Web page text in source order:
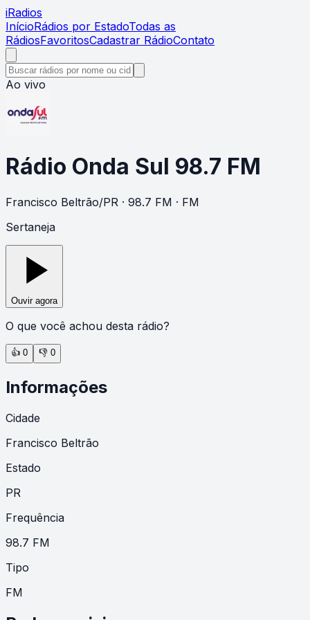
iRadios
InícioRádios por EstadoTodas as
RádiosFavoritosCadastrar RádioContato
Ao vivo
Rádio Onda Sul 98.7 FM
Francisco Beltrão/PR · 98.7 FM · FM
Sertaneja
Ouvir agora
O que você achou desta rádio?
👍 0 👎 0
Informações
Cidade
Francisco Beltrão
Estado
PR
Frequência
98.7 FM
Tipo
FM